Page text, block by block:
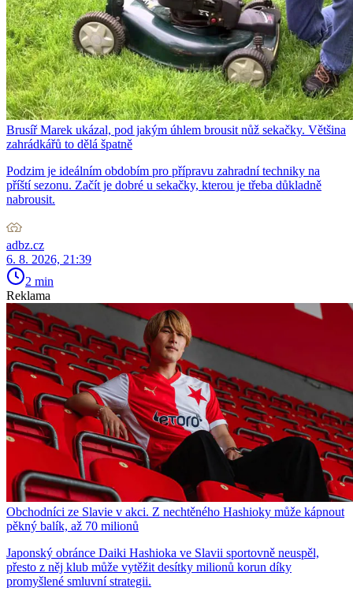
Brusíř Marek ukázal, pod jakým úhlem brousit nůž sekačky. Většina
zahrádkářů to dělá špatně
Podzim je ideálním obdobím pro přípravu zahradní techniky na
příští sezonu. Začít je dobré u sekačky, kterou je třeba důkladně
nabrousit.
adbz.cz
6. 8. 2026, 21:39
2 min
Reklama
Obchodníci ze Slavie v akci. Z nechtěného Hashioky může kápnout
pěkný balík, až 70 milionů
Japonský obránce Daiki Hashioka ve Slavii sportovně neuspěl,
přesto z něj klub může vytěžit desítky milionů korun díky
promyšlené smluvní strategii.